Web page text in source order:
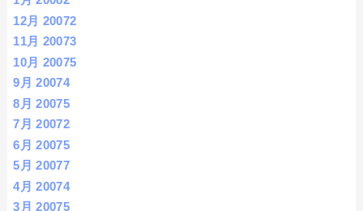
12月 20072
11月 20073
10月 20075
9月 20074
8月 20075
7月 20072
6月 20075
5月 20077
4月 20074
3月 20075